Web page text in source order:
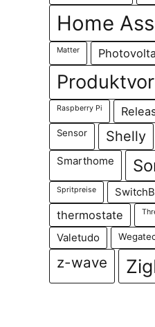
Home
Matter
Raspberry Pi
Sensor Shelly
Smarthome
Spritpreise
thermostate
Valetudo
z-wave